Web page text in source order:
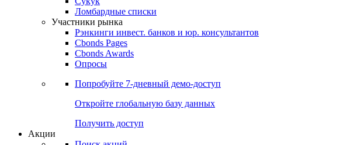
Ломбардные списки
Участники рынка
Рэнкинги инвест. банков и юр. консультантов
Cbonds Pages
Cbonds Awards
Опросы
Попробуйте 7-дневный демо-доступ
Откройте глобальную базу данных
Получить доступ
Акции